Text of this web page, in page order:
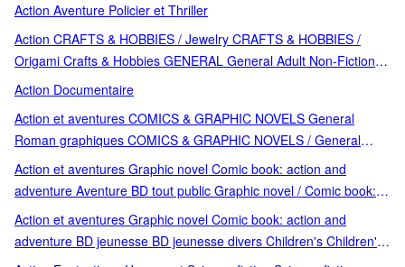
Action Aventure Policier et Thriller
Action CRAFTS & HOBBIES / Jewelry CRAFTS & HOBBIES /
Origami Crafts & Hobbies GENERAL General Adult Non-Fiction
Thriller
Action Documentaire
Action et aventures COMICS & GRAPHIC NOVELS General
Roman graphiques COMICS & GRAPHIC NOVELS / General
Aventure BD tout public Comic book: science fiction Graphic
novel Graphic novel / Comic book: science fiction ROTORS
Action et aventures Graphic novel Comic book: action and
adventure Aventure BD tout public Graphic novel / Comic book:
action and adventure
Action et aventures Graphic novel Comic book: action and
adventure BD jeunesse BD jeunesse divers Children's Children's /
Teenage general interest: Cartoons and comic strips Graphic